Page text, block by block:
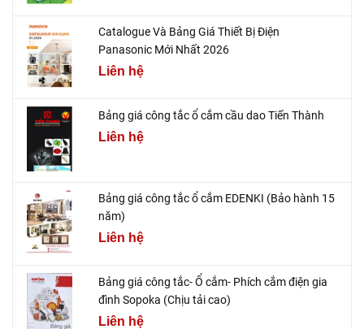
Catalogue Và Bảng Giá Thiết Bị Điện
Panasonic Mới Nhất 2026
Liên hệ
Bảng giá công tắc ổ cắm cầu dao Tiến Thành
Liên hệ
Bảng giá công tắc ổ cắm EDENKI (Bảo hành 15
năm)
Liên hệ
Bảng giá công tắc- Ổ cắm- Phích cắm điện gia
đình Sopoka (Chịu tải cao)
Liên hệ